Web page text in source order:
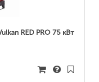
RED PRO 75 кВт